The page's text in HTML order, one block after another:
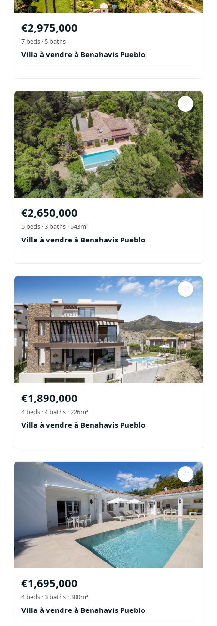
€2,975,000
7 beds · 5 baths
Villa à vendre à Benahavis Pueblo
♡
€2,650,000
5 beds ·3 baths · 543m²
Villa à vendre à Benahavis Pueblo
♡
€1,890,000
4beds ·4baths · 226m²
Villa à vendre à Benahavis Pueblo
♡
€1,695,000
4beds ·3 baths · 300m²
Villa à vendre à Benahavis Pueblo